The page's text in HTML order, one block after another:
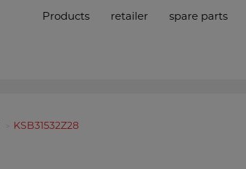
Products retailer spare parts
KSB31532Z28